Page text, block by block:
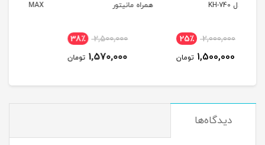
همراه مانیتور
2,500,000
1,570,000
MAX
3,500,000
2,900,000
دیدگاه‌ها